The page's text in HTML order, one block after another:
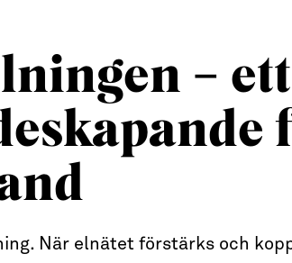
– ett
När elnätet förstärks och